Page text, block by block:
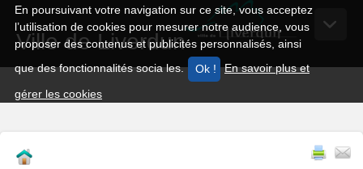
En poursuivant votre navigation sur ce site, vous acceptez
l’utilisation de cookies pour mesurer notre audience, vous
proposer des contenus et publicités personnalisés, ainsi
que des fonctionnalités socia les.
En savoir plus et
gérer les cookies
Ville de Liverdun